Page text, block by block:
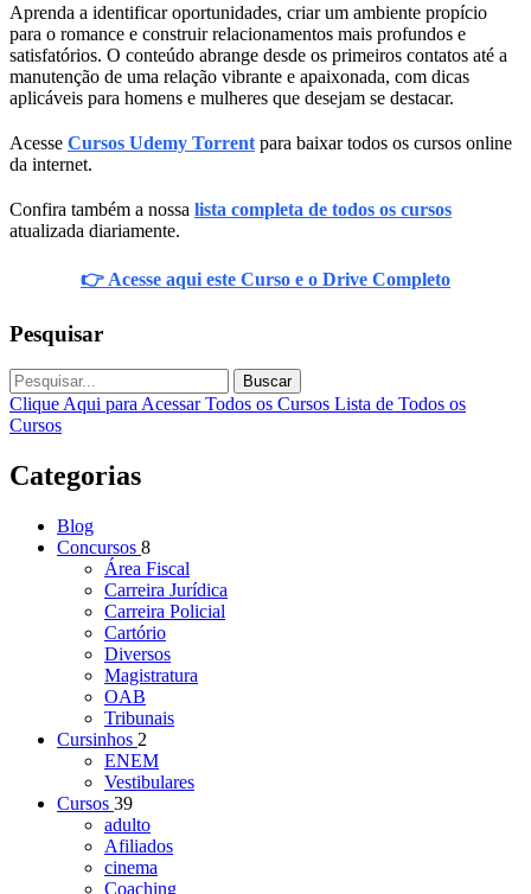
Aprenda a identificar oportunidades, criar um ambiente propício
para o romance e construir relacionamentos mais profundos e
satisfatórios. O conteúdo abrange desde os primeiros contatos até a
manutenção de uma relação vibrante e apaixonada, com dicas
aplicáveis para homens e mulheres que desejam se destacar.
Acesse Cursos Udemy Torrent para baixar todos os cursos online
da internet.
Confira também a nossa lista completa de todos os cursos
atualizada diariamente.
👉 Acesse aqui este Curso e o Drive Completo
Pesquisar
Buscar
Clique Aqui para Acessar Todos os Cursos Lista de Todos os
Cursos
Categorias
Blog
Concursos 8
Área Fiscal
Carreira Jurídica
Carreira Policial
Cartório
Diversos
Magistratura
OAB
Tribunais
Cursinhos 2
ENEM
Vestibulares
Cursos 39
adulto
Afiliados
cinema
Coaching